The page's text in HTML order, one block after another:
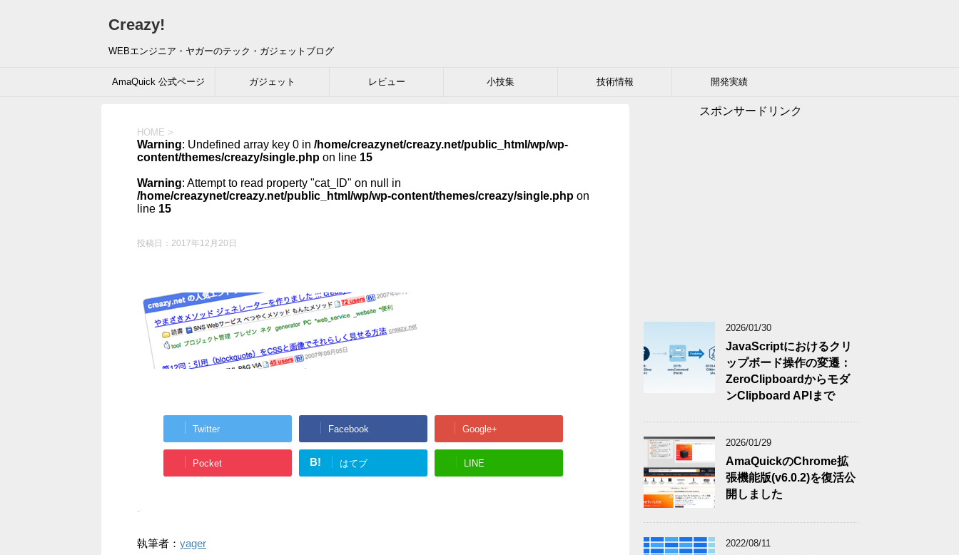
Creazy!
WEBエンジニア・ヤガーのテック・ガジェットブログ
AmaQuick 公式ページ ガジェット レビュー 小技集 技術情報 開発実績
HOME >
Warning: Undefined array key 0 in /home/creazynet/creazy.net/public_html/wp/wp-
content/themes/creazy/single.php on line 15
Warning: Attempt to read property "cat_ID" on null in
/home/creazynet/creazy.net/public_html/wp/wp-content/themes/creazy/single.php on
line 15
投稿日： 2017年12月20日
Twitter Facebook Google+
Pocket B! はてブ LINE
-
執筆者： yager
スポンサードリンク
2026/01/30
JavaScriptにおけるクリ
ップボード操作の変遷：
ZeroClipboardからモダ
ンClipboard APIまで
2026/01/29
AmaQuickのChrome拡
張機能版(v6.0.2)を復活公
開しました
2022/08/11